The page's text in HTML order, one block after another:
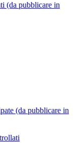
(da pubblicare in
(da pubblicare in